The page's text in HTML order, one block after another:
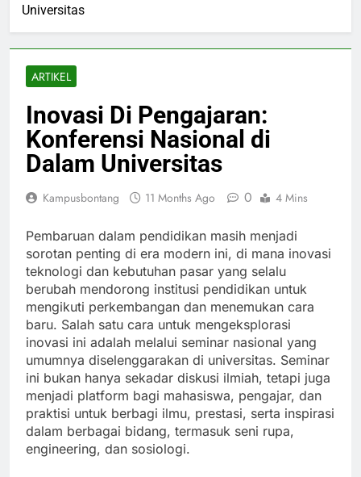
Universitas
ARTIKEL
Inovasi Di Pengajaran:
Konferensi Nasional di
Dalam Universitas
Kampusbontang 11 Months Ago 0 4 Mins
Pembaruan dalam pendidikan masih menjadi
sorotan penting di era modern ini, di mana inovasi
teknologi dan kebutuhan pasar yang selalu
berubah mendorong institusi pendidikan untuk
mengikuti perkembangan dan menemukan cara
baru. Salah satu cara untuk mengeksplorasi
inovasi ini adalah melalui seminar nasional yang
umumnya diselenggarakan di universitas. Seminar
ini bukan hanya sekadar diskusi ilmiah, tetapi juga
menjadi platform bagi mahasiswa, pengajar, dan
praktisi untuk berbagi ilmu, prestasi, serta inspirasi
dalam berbagai bidang, termasuk seni rupa,
engineering, dan sosiologi.